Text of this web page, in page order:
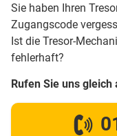
Sie haben Ihren
Zugangscode
Ist die Tresor-
fehlerhaft?
Rufen Sie uns gleich